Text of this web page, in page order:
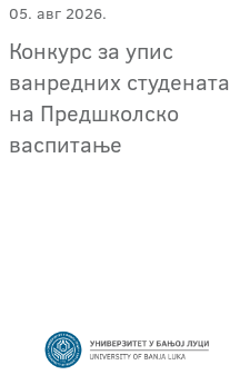
05. авг 2026.
Конкурс за упис
ванредних студената
на Предшколско
васпитање